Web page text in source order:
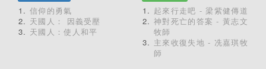
信仰的勇氣
天國人： 因義受壓
天國人：使人和平
起來行走吧 - 梁紫健傳道
神對死亡的答案 - 黃志文
牧師
主來收復失地 - 冼嘉琪牧
師